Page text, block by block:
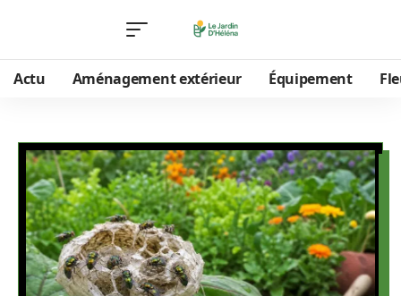
Actu Aménagement extérieur Équipement